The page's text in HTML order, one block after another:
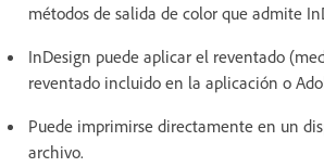
métodos de salida de color que admite
InDesign puede aplicar el reventado
reventado incluido en la aplicación o
Puede imprimirse directamente en un
archivo.